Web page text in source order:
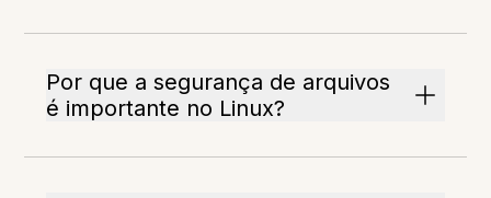
Por que a segurança de arquivos
é importante no Linux?